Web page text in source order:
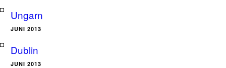
Ungarn
JUNI 2013
Dublin
JUNI 2013